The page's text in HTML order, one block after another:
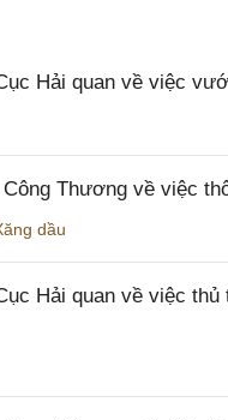
Hải quan về việc
Thương về việc
dầu
Hải quan về việc